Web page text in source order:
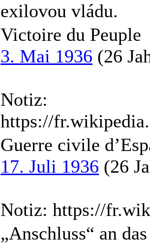
exilovou vládu.
Victoire du Peuple
3. Mai 1936 (26
Notiz:
https://
Guerre civile
17. Juli 1936 (26
Notiz: https://
„Anschluss“ an